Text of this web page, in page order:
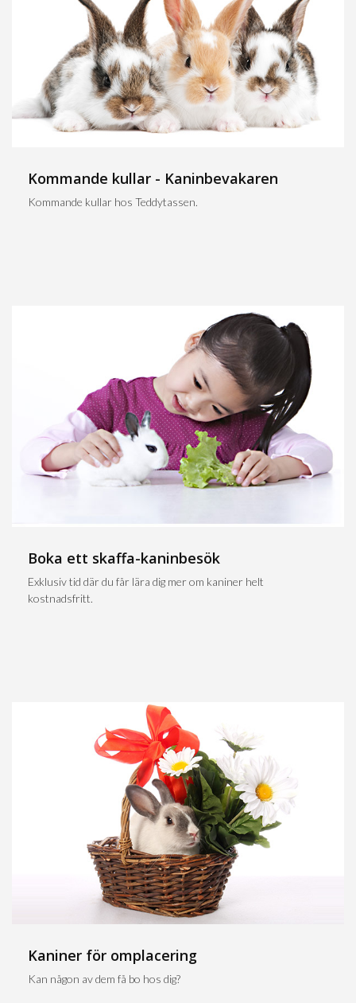
Kommande kullar - Kaninbevakaren
Kommande kullar hos Teddytassen.
Boka ett skaffa-kaninbesök
Exklusiv tid där du får lära dig mer om kaniner helt
kostnadsfritt.
Kaniner för omplacering
Kan någon av dem få bo hos dig?